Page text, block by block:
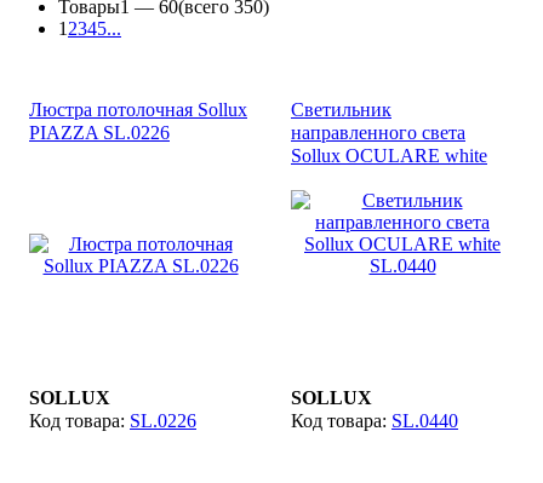
Товары1 — 60(всего 350)
1 2345...
Люстра потолочная Sollux
PIAZZA SL.0226
SOLLUX
SL.0226
Светильник
направленного света
Sollux OCULARE white
SOLLUX
SL.0440